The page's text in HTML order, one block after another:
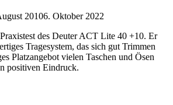
20106. Oktober 2022
des Deuter ACT Lite 40 +10. Er
Tragesystem, das sich gut Trimmen
Platzangebot vielen Taschen und Ösen
positiven Eindruck.